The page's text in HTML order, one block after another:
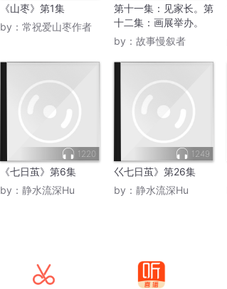
《山枣》第1集
by： 常祝爱山枣作者
第十一集：见家长。第
十二集：画展举办。
by： 故事慢叙者
1220
《七日茧》第6集
by： 静水流深Hu
1249
巜七日茧》第26集
by： 静水流深Hu